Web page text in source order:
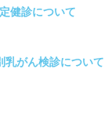
健診について
がん検診について